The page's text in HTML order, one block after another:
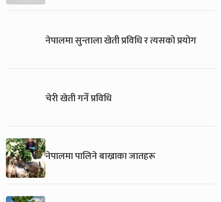
नेपालमा सुन्ताला खेती प्रविधि र त्यसको प्रयोग
चेरी खेती गर्ने प्रविधि
नेपालमा पालिने बाख्राका जातहरू